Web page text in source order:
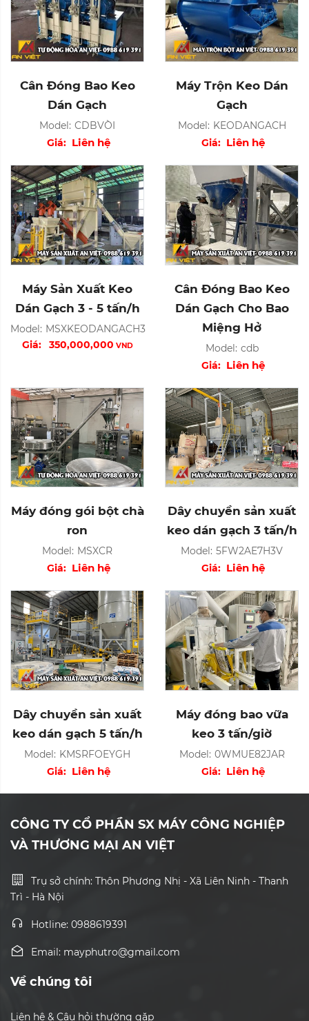
Cân Đóng Bao Keo
Dán Gạch
Model: CDBVÒI
Giá: Liên hệ
Máy Trộn Keo Dán
Gạch
Model: KEODANGACH
Giá: Liên hệ
Máy Sản Xuất Keo
Dán Gạch 3 - 5 tấn/h
Model: MSXKEODANGACH3
Giá:
350,000,000 VND
Cân Đóng Bao Keo
Dán Gạch Cho Bao
Miệng Hở
Model: cdb
Giá: Liên hệ
Máy đóng gói bột chà
ron
Model: MSXCR
Giá: Liên hệ
Dây chuyền sản xuất
keo dán gạch 3 tấn/h
Model: 5FW2AE7H3V
Giá: Liên hệ
Dây chuyền sản xuất
keo dán gạch 5 tấn/h
Model: KMSRFOEYGH
Giá: Liên hệ
Máy đóng bao vữa
keo 3 tấn/giờ
Model: 0WMUE82JAR
Giá: Liên hệ
CÔNG TY CỔ PHẦN SX MÁY CÔNG NGHIỆP
VÀ THƯƠNG MẠI AN VIỆT
Trụ sở chính: Thôn Phương Nhị - Xã Liên Ninh - Thanh
Trì - Hà Nội
Hotline: 0988619391
Email: mayphutro@gmail.com
Về chúng tôi
Liên hệ & Câu hỏi thường gặp